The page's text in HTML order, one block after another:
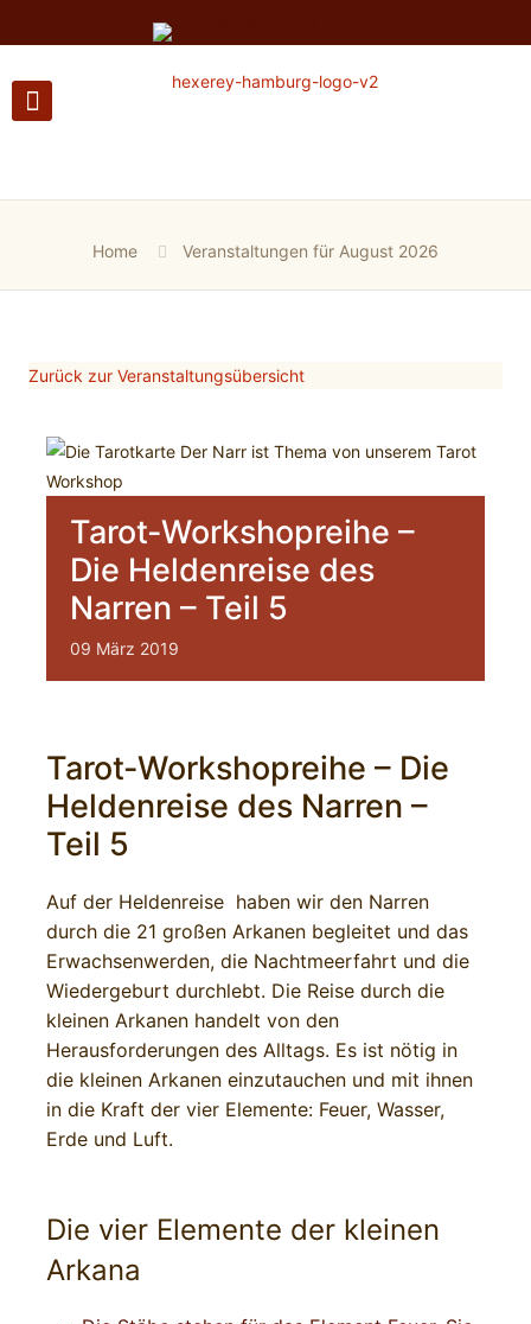
Home Veranstaltungen für August 2026
Zurück zur Veranstaltungsübersicht
Tarot-Workshopreihe –
Die Heldenreise des
Narren – Teil 5
09 März 2019
Tarot-Workshopreihe – Die
Heldenreise des Narren –
Teil 5
Auf der Heldenreise haben wir den Narren
durch die 21 großen Arkanen begleitet und das
Erwachsenwerden, die Nachtmeerfahrt und die
Wiedergeburt durchlebt. Die Reise durch die
kleinen Arkanen handelt von den
Herausforderungen des Alltags. Es ist nötig in
die kleinen Arkanen einzutauchen und mit ihnen
in die Kraft der vier Elemente: Feuer, Wasser,
Erde und Luft.
Die vier Elemente der kleinen
Arkana